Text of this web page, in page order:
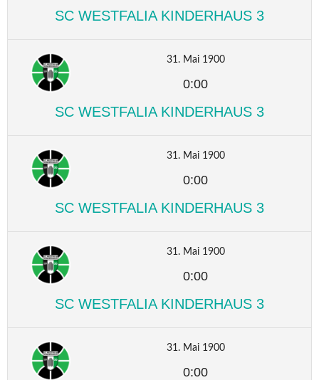
SC WESTFALIA KINDERHAUS 3
31. Mai 1900
0:00
SC WESTFALIA KINDERHAUS 3
31. Mai 1900
0:00
SC WESTFALIA KINDERHAUS 3
31. Mai 1900
0:00
SC WESTFALIA KINDERHAUS 3
31. Mai 1900
0:00